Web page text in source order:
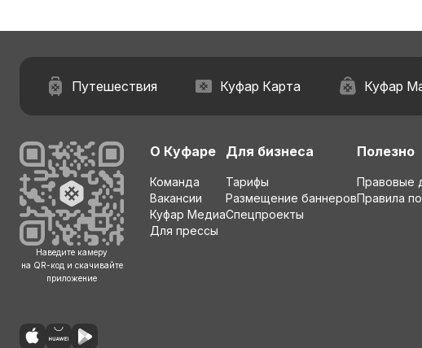
Путешествия Куфар Карта Куфар
Наведите камеру
на QR-код и скачивайте
приложение
О Куфаре
Команда
Вакансии
Куфар Медиа
Для прессы
Для бизнеса
Тарифы
Размещение баннеров
Спецпроекты
Полезно
Правовые
Правила